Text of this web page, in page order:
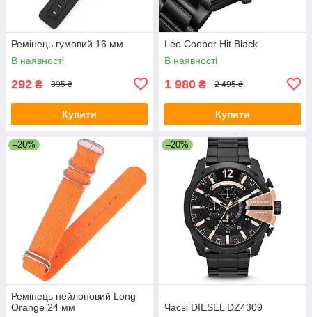
Ремінець гумовий 16 мм
В наявності
292 ₴ 395 ₴
Купити
Lee Cooper Hit Black
В наявності
1 980 ₴ 2 495 ₴
Купити
–20%
Ремінець нейлоновий Long
Orange 24 мм
–20%
Часы DIESEL DZ4309